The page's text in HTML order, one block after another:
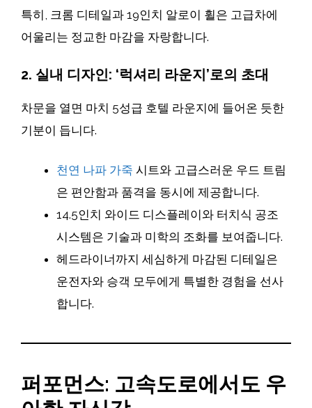
특히, 크롬 디테일과 19인치 알로이 휠은 고급차에
어울리는 정교한 마감을 자랑합니다.
2. 실내 디자인: ‘럭셔리 라운지’로의 초대
차문을 열면 마치 5성급 호텔 라운지에 들어온 듯한
기분이 듭니다.
천연 나파 가죽 시트와 고급스러운 우드 트림
은 편안함과 품격을 동시에 제공합니다.
14.5인치 와이드 디스플레이와 터치식 공조
시스템은 기술과 미학의 조화를 보여줍니다.
헤드라이너까지 세심하게 마감된 디테일은
운전자와 승객 모두에게 특별한 경험을 선사
합니다.
퍼포먼스: 고속도로에서도 우